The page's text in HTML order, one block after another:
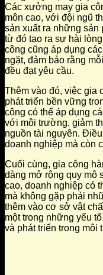
Các xưởng may gia
môn cao, với đội ngũ
sản xuất ra những sản
từ đó tạo ra sự hài
công cũng áp dụng
ngặt, đảm bảo rằng
đều đạt yêu cầu.
Thêm vào đó, việc gia
phát triển bền vững
công có thể áp dụng
với môi trường, giảm
nguồn tài nguyên.
doanh nghiệp mà còn
Cuối cùng, gia công
dàng mở rộng quy mô
cao, doanh nghiệp có
mà không gặp phải
thêm vào cơ sở vật
một trong những yếu
và phát triển trong môi